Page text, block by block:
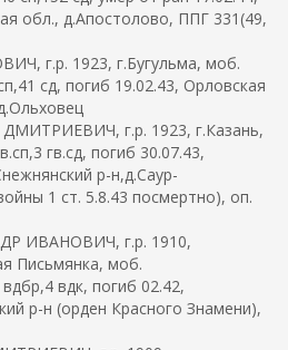
обл., д.Апостолово, ППГ 331(49,
г.р. 1923, г.Бугульма, моб.
сд, погиб 19.02.43, Орловская
г.р. 1923, г.Казань,
гв.сд, погиб 30.07.43,
р-н,д.Саур-
1 ст. 5.8.43 посмертно), оп.
ИВАНОВИЧ, г.р. 1910,
Письмянка, моб.
вдк, погиб 02.42,
р-н (орден Красного Знамени),